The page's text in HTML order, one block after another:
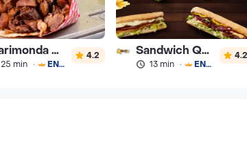
Marimonda del Mono
25 min · ENVÍO GRATIS
4.2 Sandwich Qbano
13 min · ENVÍO GRATIS
4.2